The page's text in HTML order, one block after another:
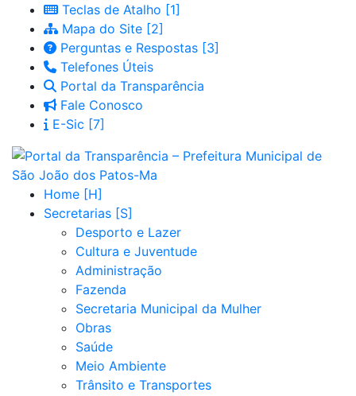
Teclas de Atalho
Mapa do Site
Perguntas e Respostas
Telefones Úteis
Portal da Transparência
Fale Conosco
E-Sic
Home
Secretarias
Desporto e Lazer
Cultura e Juventude
Administração
Fazenda
Secretaria Municipal da Mulher
Obras
Saúde
Meio Ambiente
Trânsito e Transportes